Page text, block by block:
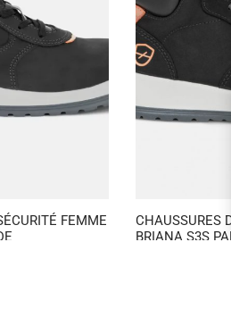
FEMME
CHAUSSURES
BRIANA S3S